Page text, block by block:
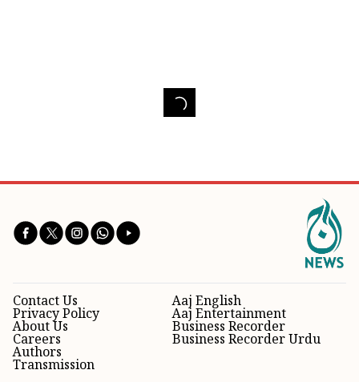
Aaj English
Aaj Entertainment
Business Recorder
Business Recorder Urdu
Contact Us
Privacy Policy
About Us
Careers
Authors
Transmission